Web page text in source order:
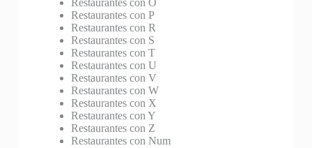
Restaurantes con O
Restaurantes con P
Restaurantes con R
Restaurantes con S
Restaurantes con T
Restaurantes con U
Restaurantes con V
Restaurantes con W
Restaurantes con X
Restaurantes con Y
Restaurantes con Z
Restaurantes con Num